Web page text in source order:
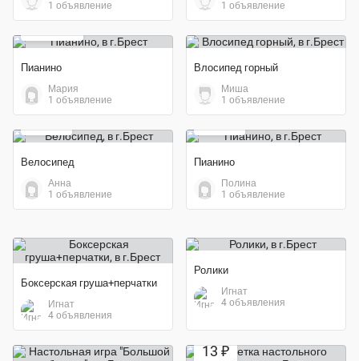
1 объявление
1 объявление
Пианино
Мария
1 объявление
Влосипед горный
Миша
1 объявление
Экономия 30%
Велосипед
Анна
1 объявление
Пианино
Полина
1 объявление
Боксерская груша+перчатки
Игнат
4 объявления
Ролики
Игнат
4 объявления
13 ₽